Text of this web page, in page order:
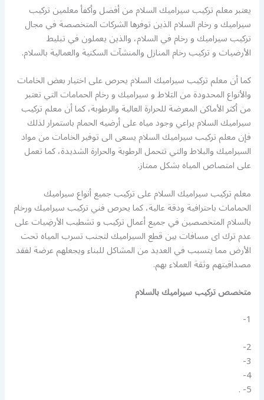
يعتبر معلم تركيب سيراميك السلام من أفضل وأكفأ معلمين تركيب
سيراميك و رخام السلام الذين توفرها الشركات المتخصصة في مجال
تركيب سيراميك و رخام في السلام، والذين يعملون في تبليط
الأرضيات و تركيب رخام المنازل والمنشآت السكنية والعمالية بالسلام.
كما أن معلم تركيب سيراميك السلام يحرص على اختيار بعض الخامات
والأنواع المحدودة من البَلاط و سيراميك و رخام الحمامات التي تعتبر
من أكثر الأماكن المعرضة للحرارة العالية والرطوبة، كما أن معلم تركيب
سيراميك السلام يراعي وجود مياه على أرضيه الحمام باستمرار لذلك
فإن معلم تركيب سيراميك السلام يسعى الى توفير الخامات من مواد
السيراميك والبلاط والتي تتحمل الرطوبة والحرارة الشديدة، كما تعمل
على امتصاص المياه بشكل ممتاز.
معلم تركيب سيراميك السلام على تركيب جميع أنواع سيراميك
الحمامات باحترافية ودقة عالية، كما يحرص فني تركيب سيراميك ورخام
بالسلام المتخصصين في جميع أعمال تركيب و تشطيب الأرضِيات على
عدم ترك اى مسافات بين قطع السيراميك لتجنب تسرب المياه تحت
الأرض مما يتسبب في العديد من المشاكل للبناء ويجعلهم عرضة لفقد
مصداقيتهم وثقة العملاء بهم.
متخصص تركيب سيراميك بالسلام
1-
2-
3-
4-
5- .